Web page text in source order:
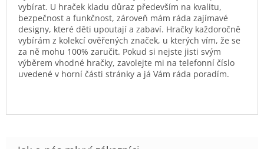
vybírat. U hraček kladu důraz především na kvalitu,
bezpečnost a funkčnost, zároveň mám ráda zajímavé
designy, které děti upoutají a zabaví. Hračky každoročně
vybírám z kolekcí ověřených značek, u kterých vím, že se
za ně mohu 100% zaručit. Pokud si nejste jisti svým
výběrem vhodné hračky, zavolejte mi na telefonní číslo
uvedené v horní části stránky a já Vám ráda poradím.